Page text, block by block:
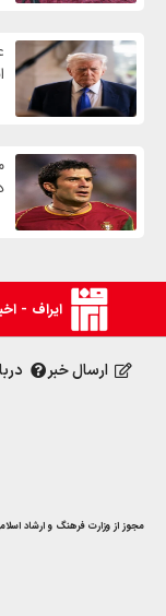
ایراف -
ارسال خبر
مجوز از وزارت فرهنگ و ارشاد